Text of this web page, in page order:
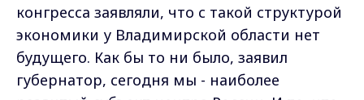
конгресса заявляли, что с такой структурой
экономики у Владимирской области нет
будущего. Как бы то ни было, заявил
губернатор, сегодня мы - наиболее